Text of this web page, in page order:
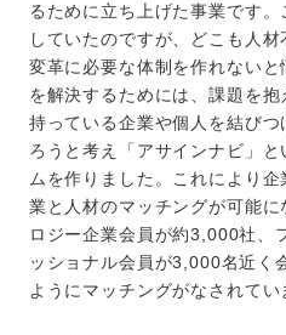
るために立ち上げた事業です
していたのですが、どこも人
変革に必要な体制を作れない
を解決するためには、課題を
持っている企業や個人を結び
ろうと考え「アサインナビ」
ムを作りました。これにより
業と人材のマッチングが可能
ロジー企業会員が約3,000社、
ッショナル会員が3,000名近く
ようにマッチングがなされてい